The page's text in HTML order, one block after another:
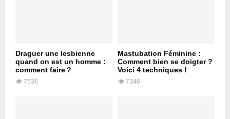
Draguer une lesbienne
quand on est un homme :
comment faire ?
7536
Mastubation Féminine :
Comment bien se doigter ?
Voici 4 techniques !
7346